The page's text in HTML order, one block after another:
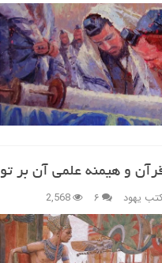
و هیمنه علمی آن بر
یهود ۶ 2,568